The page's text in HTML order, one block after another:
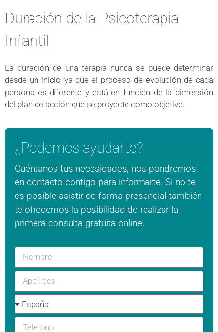
Duración de la Psicoterapia
Infantil
La duración de una terapia nunca se puede determinar
desde un inicio ya que el proceso de evolución de cada
persona es diferente y está en función de la dimensión
del plan de acción que se proyecte como objetivo.
¿Podemos ayudarte?
Cuéntanos tus necesidades, nos pondremos
en contacto contigo para informarte. Si no te
es posible asistir de forma presencial también
te ofrecemos la posibilidad de realizar la
primera consulta gratuita online.